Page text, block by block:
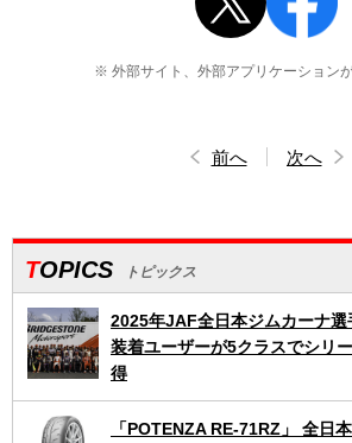
※ 外部サイト、外部アプリケーションが
前へ 次へ
TOPICS トピックス
2025年JAF全日本ジムカーナ
装着ユーザーが5クラスでシリ
得
「POTENZA RE-71RZ」 全日